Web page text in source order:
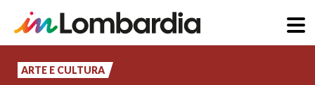
ARTE E CULTURA